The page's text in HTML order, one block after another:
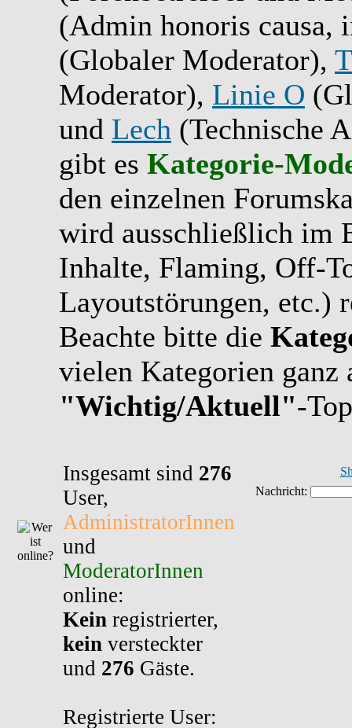
(Admin honoris
(Globaler Moderator),
Moderator), Linie O
und Lech (Technische
gibt es Kategorie-
den einzelnen
wird ausschließlich im
Inhalte, Flaming, Off-
Layoutstörungen, etc.)
Beachte bitte die
vielen Kategorien ganz
"Wichtig/Aktuell"-
Insgesamt sind 276
User,
AdministratorInnen
und
ModeratorInnen
online:
Kein registrierter,
kein versteckter
und 276 Gäste.
Registrierte User: